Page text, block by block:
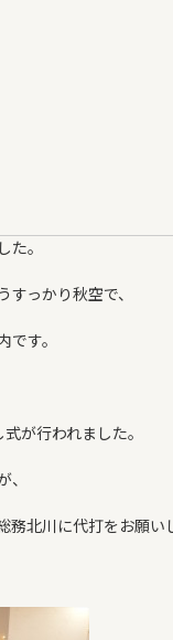
。
っかり秋空で、
す。
が行われました。
務北川に代打をお願い